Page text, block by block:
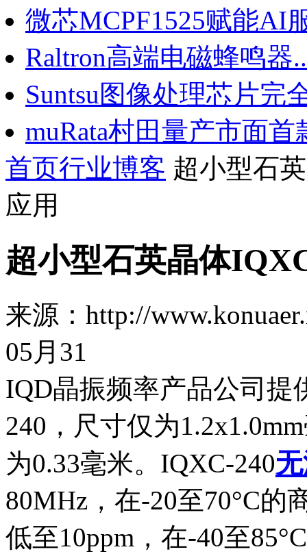
微芯MCPF1525赋能AI
Raltron高端电磁蜂鸣器
Suntsu图像处理芯片完
muRata村田量产市面首
首页行业博客 超小型石
应用
超小型石英晶体
来源：http://
05月31
IQD晶振频率产品公司提
240，尺寸仅为
为0.33毫米。IQXC-240
80MHz，在-20至70°C的
低至10ppm，在-40至